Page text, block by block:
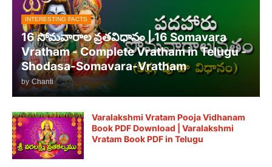
INTERESTING FACTS
16 సోమవారాల వ్రతవిధానం | 16 Somavara
Vratham - Complete Vratham in Telugu -
Shodasa-Somavara-Vratham
by Chanti
Varalakshmi Vratam Pooja Vidhanam
Book PDF Download | Varalakshmi
Vratam Book PDF in Telugu